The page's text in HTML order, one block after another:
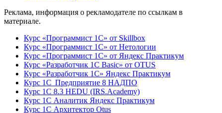
Реклама, информация о рекламодателе по ссылкам в
материале.
Курс «Программист 1С» от Skillbox
Курс «Программист 1С» от Нетологии
Курс «Программист 1С» от Яндекс Практикум
Курс «Разработчик 1С Basic» от OTUS
Курс «Разработчик 1С» Яндекс Практикум
Курс 1С Предприятие 8 НАДПО
Курс 1С 8.3 HEDU (IRS.Academy)
Курс 1С Аналитик Яндекс Практикум
Курс 1С Архитектор Otus